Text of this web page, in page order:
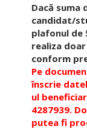
Exmatriculări
Formulare
Structura
OTL
REZIDENȚI
Dacă
candidat/
plafonul de
realiza
conform
Pe
înscrie
ul
4287939.
putea fi